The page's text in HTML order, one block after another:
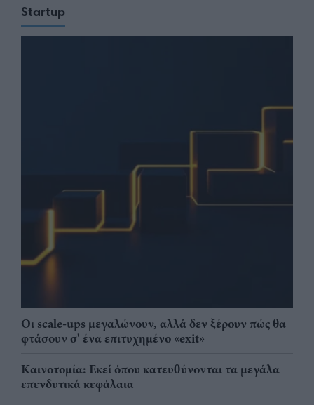
Startup
Οι scale-ups μεγαλώνουν, αλλά δεν ξέρουν πώς θα
φτάσουν σ' ένα επιτυχημένο «exit»
Καινοτομία: Εκεί όπου κατευθύνονται τα μεγάλα
επενδυτικά κεφάλαια